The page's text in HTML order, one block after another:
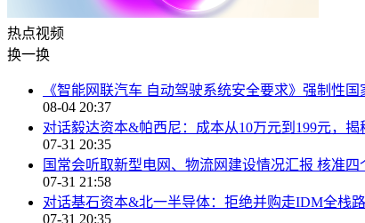
热点视频
换一换
《智能网联汽车 自动驾驶系统安全要求》强制性
08-04 20:37
对话毅达资本&帕西尼：成本从10万元到199元，
07-31 20:35
国常会听取新型电网、物流网建设情况汇报 核准四
07-31 21:58
对话基石资本&北一半导体：拒绝并购走IDM全栈
07-31 20:35